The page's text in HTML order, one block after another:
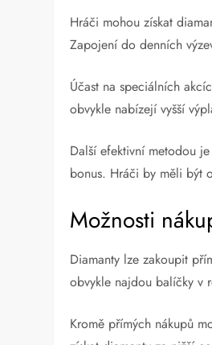
Hráči mohou získat
Zapojení do denních
Účast na speciálních
obvykle nabízejí vyšší
Další efektivní metodou
bonus. Hráči by měli být
Možnosti
Diamanty lze zakoupit
obvykle najdou balíčky v
Kromě přímých nákupů